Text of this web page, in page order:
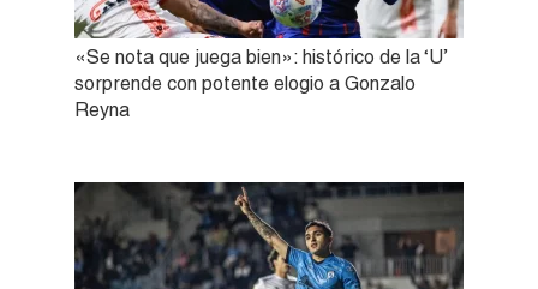
«Se nota que juega bien»: histórico de la ‘U’
sorprende con potente elogio a Gonzalo
Reyna